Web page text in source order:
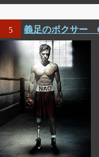
5 義足のボクサー